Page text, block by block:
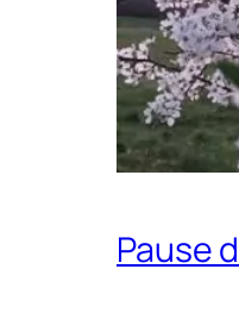
Pause